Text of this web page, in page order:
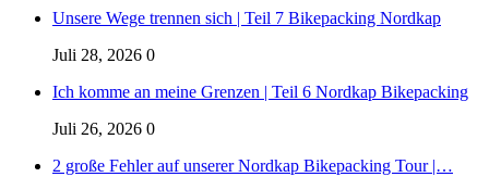
Unsere Wege trennen sich | Teil 7 Bikepacking Nordkap
Juli 28, 2026 0
Ich komme an meine Grenzen | Teil 6 Nordkap Bikepacking
Juli 26, 2026 0
2 große Fehler auf unserer Nordkap Bikepacking Tour |…